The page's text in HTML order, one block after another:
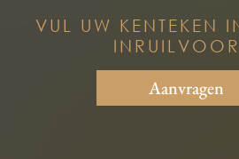
VUL UW KENTEKEN
Aanvragen